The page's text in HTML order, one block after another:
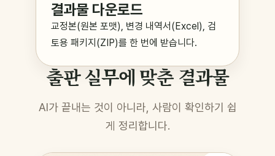
결과물 다운로드
교정본(원본 포맷), 변경 내역서(Excel), 검
토용 패키지(ZIP)를 한 번에 받습니다.
출판 실무에 맞춘 결과물
AI가 끝내는 것이 아니라, 사람이 확인하기 쉽
게 정리합니다.